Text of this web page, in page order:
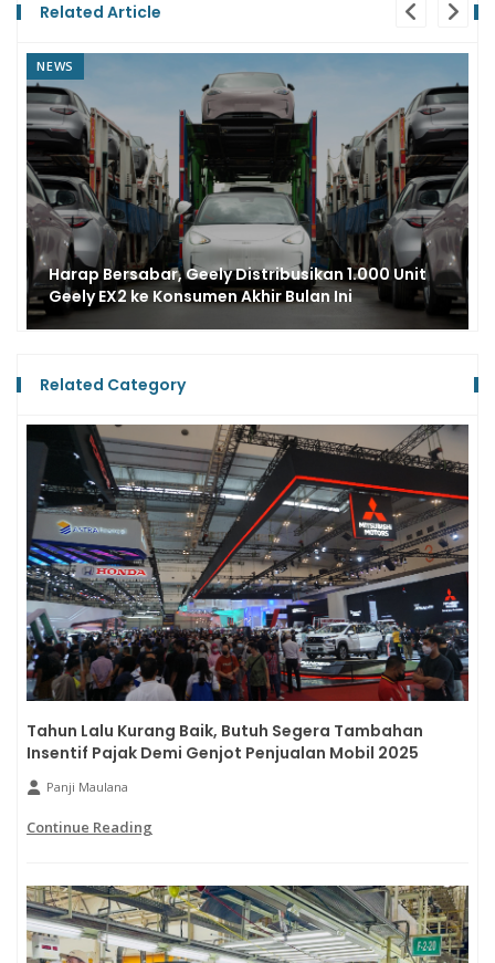
Related Article
NEWS
Lebih Spektakuler, IIMS 2026 Targetkan 579.337
Pengunjung dengan Pengalaman Tak
Terlupakan
Related Category
Tahun Lalu Kurang Baik, Butuh Segera Tambahan
Insentif Pajak Demi Genjot Penjualan Mobil 2025
Panji Maulana
Continue Reading